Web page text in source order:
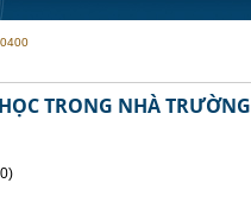
TRONG NHÀ TRƯỜNG